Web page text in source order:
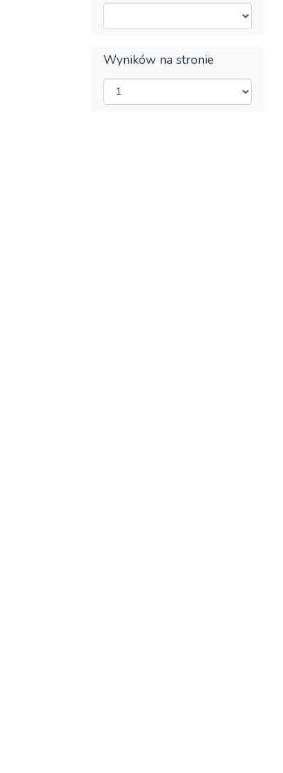
Wyników na stronie